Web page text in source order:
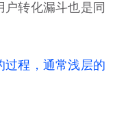
转化漏斗也是同
过程，通常浅层的